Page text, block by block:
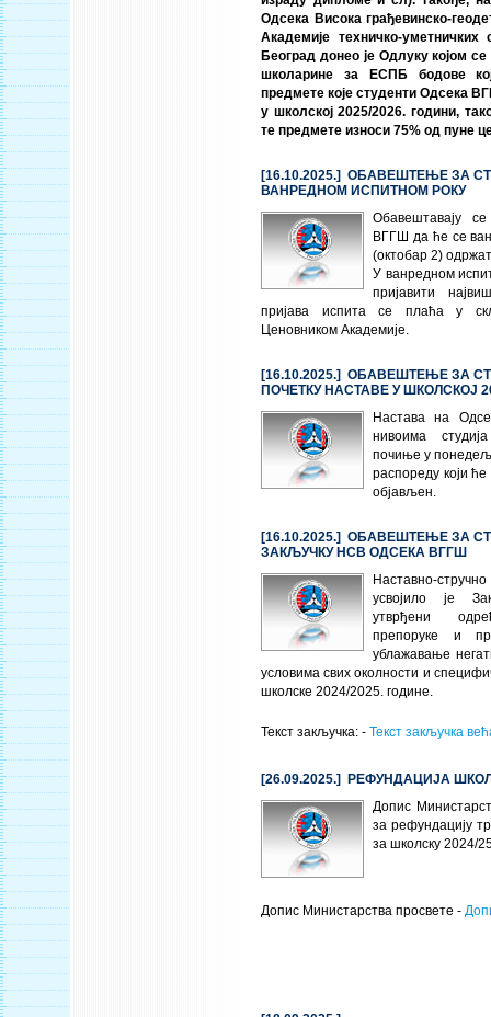
Одсека Висока грађевинско-
Академије техничко-уметничких
Београд донео је Одлуку којом се
школарине за ЕСПБ бодове
предмете које студенти Одсека
у школској 2025/2026. години,
те предмете износи 75% од пуне
[16.10.2025.] ОБАВЕШТЕЊЕ ЗА
ВАНРЕДНОМ ИСПИТНОМ РОКУ
Обавештавају
ВГГШ да ће се
(октобар 2)
У ванредном
пријавити
пријава испита се плаћа у
Ценовником Академије.
[16.10.2025.] ОБАВЕШТЕЊЕ ЗА
ПОЧЕТКУ НАСТАВЕ У ШКОЛСКОЈ
Настава на
нивоима
почиње у
распореду који
објављен.
[16.10.2025.] ОБАВЕШТЕЊЕ ЗА
ЗАКЉУЧКУ НСВ ОДСЕКА ВГГШ
Наставно-
усвојило је
утврђени
препоруке и
ублажавање
условима свих околности и
школске 2024/2025. године.
Текст закључка: - Текст закључка
[26.09.2025.] РЕФУНДАЦИЈА
Допис
за рефундацију
за школску 2024/
Допис Министарства просвете -